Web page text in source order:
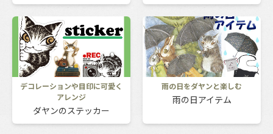
デコレーションや目印に可愛く
アレンジ
ダヤンのステッカー
雨の日をダヤンと楽しむ
雨の日アイテム